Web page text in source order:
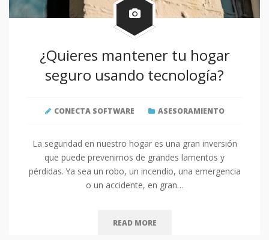
¿Quieres mantener tu hogar
seguro usando tecnología?
CONECTA SOFTWARE ASESORAMIENTO
La seguridad en nuestro hogar es una gran inversión
que puede prevenirnos de grandes lamentos y
pérdidas. Ya sea un robo, un incendio, una emergencia
o un accidente, en gran…
READ MORE